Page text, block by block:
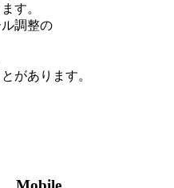
す。
調整の
があります。